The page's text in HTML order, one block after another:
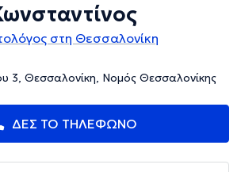
στη Θεσσαλονίκη
3, Θεσσαλονίκη, Νομός Θεσσαλονίκης
ΔΕΣ ΤΟ ΤΗΛΕΦΩΝΟ